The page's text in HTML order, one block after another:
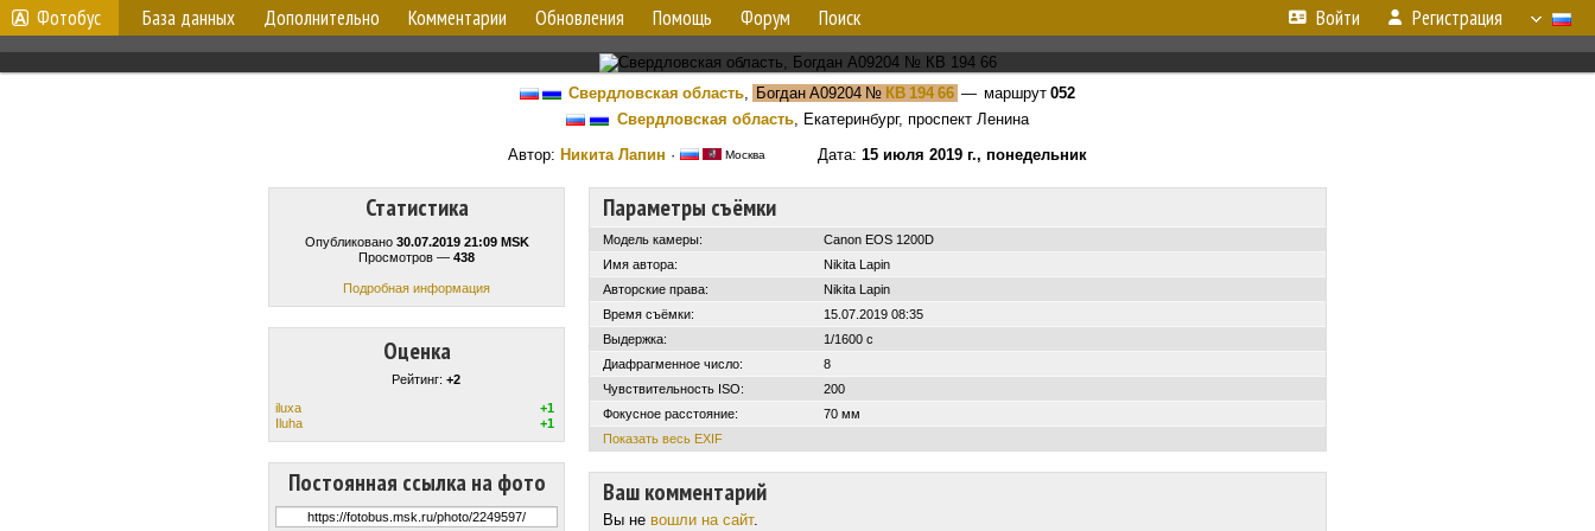
Фотобус База данных Дополнительно Комментарии Обновления Помощь Форум Поиск Войти Регистрация
Свердловская область, Богдан А09204 № КВ 194 66 — маршрут 052
Свердловская область, Екатеринбург, проспект Ленина
Автор: Никита Лапин · Москва Дата: 15 июля 2019 г., понедельник
Статистика
Опубликовано 30.07.2019 21:09 MSK
Просмотров — 438
Подробная информация
Оценка
Рейтинг: +2
iluxa
+1
Iluha
+1
Постоянная ссылка на фото
Параметры съёмки
Модель камеры:
Canon EOS 1200D
Имя автора:
Nikita Lapin
Авторские права:
Nikita Lapin
Время съёмки:
15.07.2019 08:35
Выдержка:
1/1600 с
Диафрагменное число:
8
Чувствительность ISO:
200
Фокусное расстояние:
70 мм
Показать весь EXIF
Ваш комментарий
Вы не вошли на сайт.